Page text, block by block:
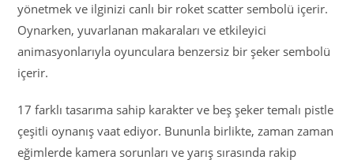
yönetmek ve ilginizi canlı bir roket scatter sembolü içerir.
Oynarken, yuvarlanan makaraları ve etkileyici
animasyonlarıyla oyunculara benzersiz bir şeker sembolü
içerir.
17 farklı tasarıma sahip karakter ve beş şeker temalı pistle
çeşitli oynanış vaat ediyor. Bununla birlikte, zaman zaman
eğimlerde kamera sorunları ve yarış sırasında rakip